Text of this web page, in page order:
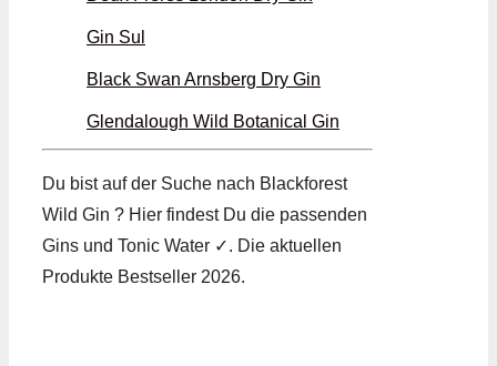
Gin Sul
Black Swan Arnsberg Dry Gin
Glendalough Wild Botanical Gin
Du bist auf der Suche nach Blackforest
Wild Gin ? Hier findest Du die passenden
Gins und Tonic Water ✓. Die aktuellen
Produkte Bestseller 2026.